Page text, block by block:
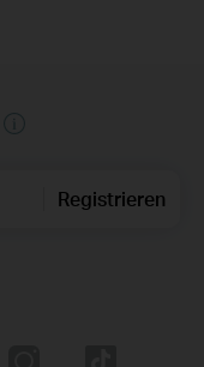
Registrieren